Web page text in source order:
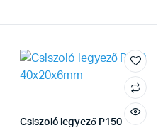
Csiszoló legyező P150